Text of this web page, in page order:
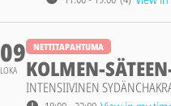
09
LOKA
NETTITAPAHTUMA
KOLMEN-
INTENSIIVINEN